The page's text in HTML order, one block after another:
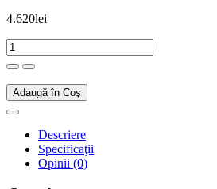
4.620lei
Adaugă în Coş
Descriere
Specificaţii
Opinii (0)